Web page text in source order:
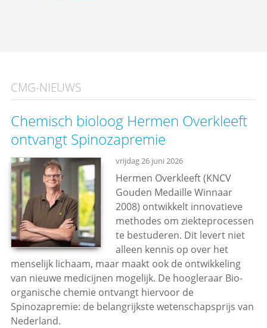
CMG-NIEUWS
Chemisch bioloog Hermen Overkleeft
ontvangt Spinozapremie
vrijdag 26 juni 2026
Hermen Overkleeft (KNCV
Gouden Medaille Winnaar
2008) ontwikkelt innovatieve
methodes om ziekteprocessen
te bestuderen. Dit levert niet
alleen kennis op over het
menselijk lichaam, maar maakt ook de ontwikkeling
van nieuwe medicijnen mogelijk. De hoogleraar Bio-
organische chemie ontvangt hiervoor de
Spinozapremie: de belangrijkste wetenschapsprijs van
Nederland.